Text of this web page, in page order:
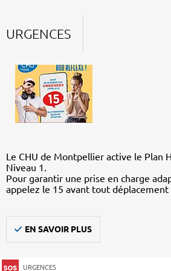
URGENCES
Le CHU de Montpellier active le Plan
Niveau 1.
Pour garantir une prise en charge
appelez le 15 avant tout déplacement
EN SAVOIR PLUS
URGENCES